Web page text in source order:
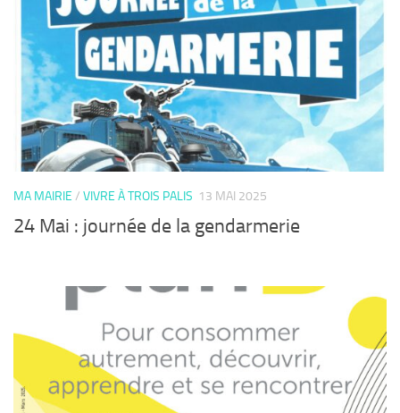
MA MAIRIE / VIVRE À TROIS PALIS 13 MAI 2025
24 Mai : journée de la gendarmerie